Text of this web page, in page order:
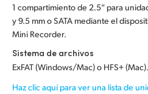
1 compartimiento de 2.5” para
y 9.5 mm o SATA mediante el
Mini Recorder.
Sistema de archivos
ExFAT (Windows/Mac) o HFS+ (Mac).
Haz clic aquí para ver una lista de